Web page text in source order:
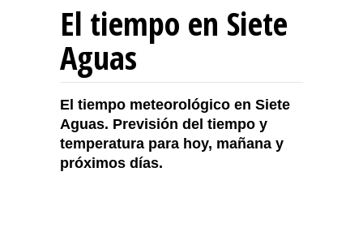
El tiempo en Siete
Aguas
El tiempo meteorológico en Siete
Aguas. Previsión del tiempo y
temperatura para hoy, mañana y
próximos días.